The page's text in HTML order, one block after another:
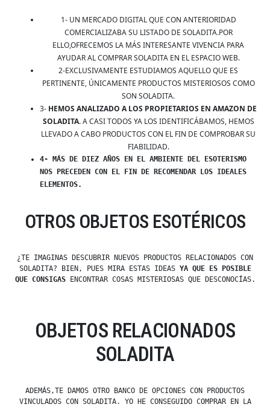
1- UN MERCADO DIGITAL QUE CON ANTERIORIDAD
COMERCIALIZABA SU LISTADO DE SOLADITA.POR
ELLO,OFRECEMOS LA MÁS INTERESANTE VIVENCIA PARA
AYUDAR AL COMPRAR SOLADITA EN EL ESPACIO WEB.
2-EXCLUSIVAMENTE ESTUDIAMOS AQUELLO QUE ES
PERTINENTE, ÚNICAMENTE PRODUCTOS MISTERIOSOS COMO
SON SOLADITA.
3- HEMOS ANALIZADO A LOS PROPIETARIOS EN AMAZON DE
SOLADITA. A CASI TODOS YA LOS IDENTIFICÁBAMOS, HEMOS
LLEVADO A CABO PRODUCTOS CON EL FIN DE COMPROBAR SU
FIABILIDAD.
4- MÁS DE DIEZ AÑOS EN EL AMBIENTE DEL ESOTERISMO
NOS PRECEDEN CON EL FIN DE RECOMENDAR LOS IDEALES
ELEMENTOS.
OTROS OBJETOS ESOTÉRICOS
¿TE IMAGINAS DESCUBRIR NUEVOS PRODUCTOS RELACIONADOS CON
SOLADITA? BIEN, PUES MIRA ESTAS IDEAS YA QUE ES POSIBLE
QUE CONSIGASENCONTRAR COSAS MISTERIOSAS QUE DESCONOCÍAS.
OBJETOS RELACIONADOS
SOLADITA
ADEMÁS,TE DAMOS OTRO BANCO DE OPCIONES CON PRODUCTOS
VINCULADOS CON SOLADITA. YO HE CONSEGUIDO COMPRAR EN LA